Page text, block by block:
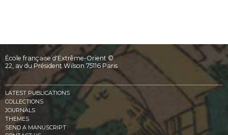
École française d'Extrême-Orient ©
22, av du Président Wilson 75116 Paris
LATEST PUBLICATIONS
COLLECTIONS
JOURNALS
THEMES
SEND A MANUSCRIPT